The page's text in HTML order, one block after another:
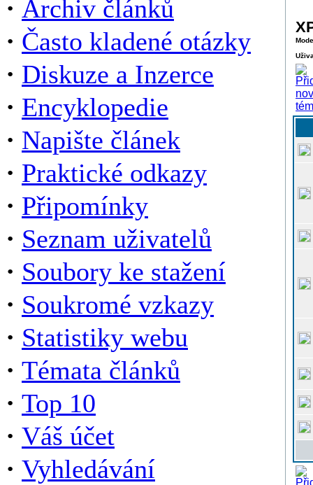
· Archiv článků
· Často kladené otázky
· Diskuze a Inzerce
· Encyklopedie
· Napište článek
· Praktické odkazy
· Připomínky
· Seznam uživatelů
· Soubory ke stažení
· Soukromé vzkazy
· Statistiky webu
· Témata článků
· Top 10
· Váš účet
· Vyhledávání